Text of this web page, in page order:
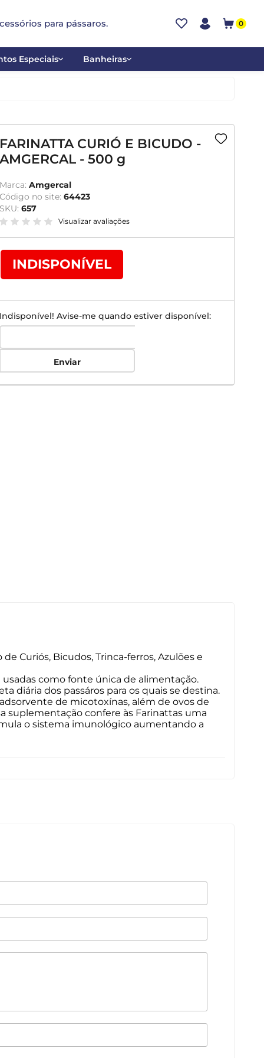
para pássaros. 0
Especiais Banheiras
Plástica
FARINATTA CURIÓ E BICUDO -
AMGERCAL - 500 g
Marca: Amgercal
Código no site: 64423
SKU: 657
Visualizar avaliações
INDISPONÍVEL
Indisponível! Avise-me quando estiver disponível:
Enviar
Curiós, Bicudos, Trinca-ferros, Azulões e
como fonte única de alimentação.
diária dos passáros para os quais se destina.
de micotoxínas, além de ovos de
suplementação confere às Farinattas uma
o sistema imunológico aumentando a